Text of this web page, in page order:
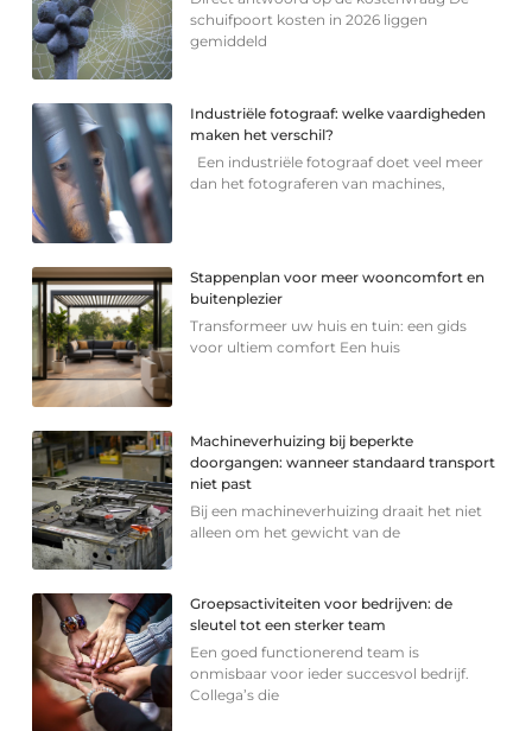
schuifpoort kosten in 2026 liggen
gemiddeld
Industriële fotograaf: welke vaardigheden
maken het verschil?
Een industriële fotograaf doet veel meer
dan het fotograferen van machines,
Stappenplan voor meer wooncomfort en
buitenplezier
Transformeer uw huis en tuin: een gids
voor ultiem comfort Een huis
Machineverhuizing bij beperkte
doorgangen: wanneer standaard transport
niet past
Bij een machineverhuizing draait het niet
alleen om het gewicht van de
Groepsactiviteiten voor bedrijven: de
sleutel tot een sterker team
Een goed functionerend team is
onmisbaar voor ieder succesvol bedrijf.
Collega’s die